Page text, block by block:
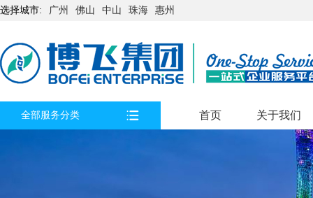
选择城市: 广州 佛山 中山 珠海 惠州
全部服务分类 首页 关于我们